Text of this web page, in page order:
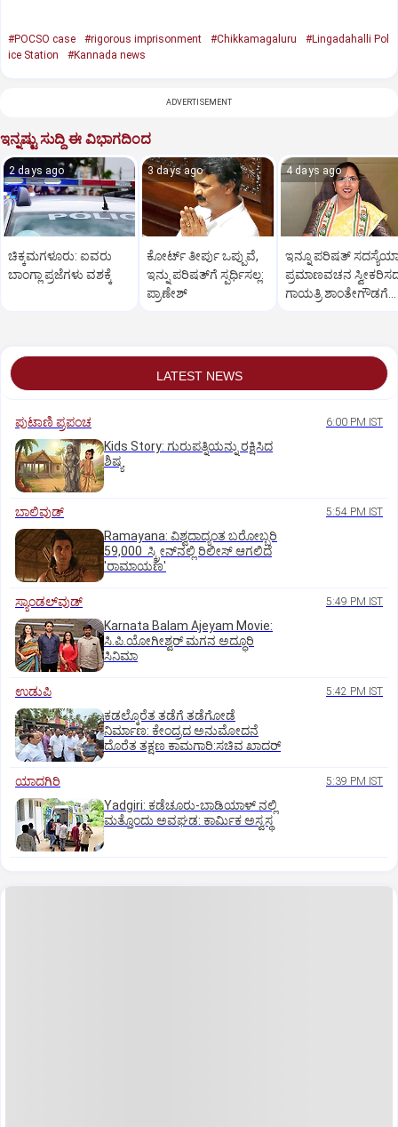
#POCSO case #rigorous imprisonment #Chikkamagaluru
#Lingadahalli Pol
ice Station
#Kannada news
ADVERTISEMENT
ಇನ್ನಷ್ಟು ಸುದ್ದಿ ಈ ವಿಭಾಗದಿಂದ
2 days ago
ಚಿಕ್ಕಮಗಳೂರು: ಐವರು
ಬಾಂಗ್ಲಾ ಪ್ರಜೆಗಳು ವಶಕ್ಕೆ
3 days ago
ಕೋರ್ಟ್‌ ತೀರ್ಪು ಒಪ್ಪುವೆ,
ಇನ್ನು ಪರಿಷತ್‌ಗೆ ಸ್ಪರ್ಧಿಸಲ್ಲ:
ಪ್ರಾಣೇಶ್‌
4 days ago
ಇನ್ನೂ ಪರಿಷತ್‌
ಪ್ರಮಾಣವಚನ
ಗಾಯತ್ರಿ ಶಾಂತೇಗೌಡಗೆ
LATEST NEWS
ಪುಟಾಣಿ ಪ್ರಪಂಚ 6:00 PM IST
Kids Story: ಗುರುಪತ್ನಿಯನ್ನು ರಕ್ಷಿಸಿದ
ಶಿಷ್ಯ
ಬಾಲಿವುಡ್‌ 5:54 PM IST
Ramayana: ವಿಶ್ವದಾದ್ಯಂತ ಬರೋಬ್ಬರಿ
59,000 ಸ್ಕ್ರೀನ್‌ನಲ್ಲಿ ರಿಲೀಸ್‌ ಆಗಲಿದೆ
'ರಾಮಾಯಣ'
ಸ್ಯಾಂಡಲ್‌ವುಡ್‌ 5:49 PM IST
Karnata Balam Ajeyam Movie:
ಸಿ.ಪಿ.ಯೋಗೀಶ್ವರ್‌ ಮಗನ ಅದ್ಧೂರಿ
ಸಿನಿಮಾ
ಉಡುಪಿ 5:42 PM IST
ಕಡಲ್ಕೊರೆತ ತಡೆಗೆ ತಡೆಗೋಡೆ
ನಿರ್ಮಾಣ: ಕೇಂದ್ರದ ಅನುಮೋದನೆ
ದೊರೆತ ತಕ್ಷಣ ಕಾಮಗಾರಿ:ಸಚಿವ ಖಾದರ್
ಯಾದಗಿರಿ 5:39 PM IST
Yadgiri: ಕಡೆಚೂರು-ಬಾಡಿಯಾಳ್ ನಲ್ಲಿ
ಮತ್ತೊಂದು ಅವಘಡ: ಕಾರ್ಮಿಕ ಅಸ್ವಸ್ಥ